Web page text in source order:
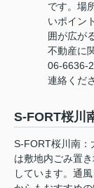
です。場
いポイン
囲が広が
不動産に
06-6636-
連絡くだ
S-FORT桜川
S-FORT桜川南：
は敷地内ごみ置
しています。通